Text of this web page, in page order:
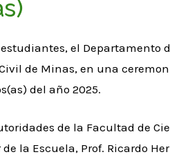
el
de Minas, en una
del año 2025.
de la Facultad de
la Escuela, Prof. Ricardo